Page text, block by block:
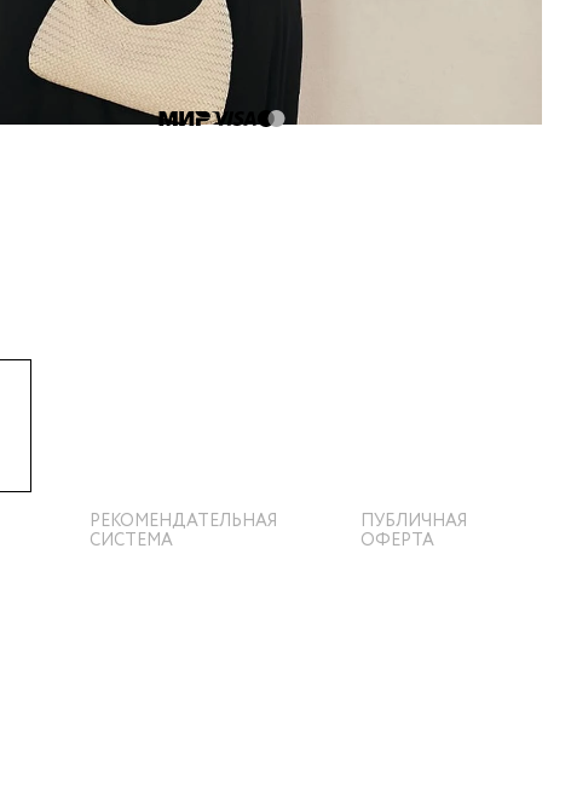
РЕКОМЕНДАТЕЛЬНАЯ
СИСТЕМА
ПУБЛИЧНАЯ
ОФЕРТА